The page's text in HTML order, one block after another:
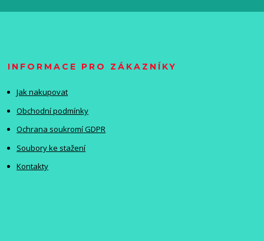
INFORMACE PRO ZÁKAZNÍKY
Jak nakupovat
Obchodní podmínky
Ochrana soukromí GDPR
Soubory ke stažení
Kontakty